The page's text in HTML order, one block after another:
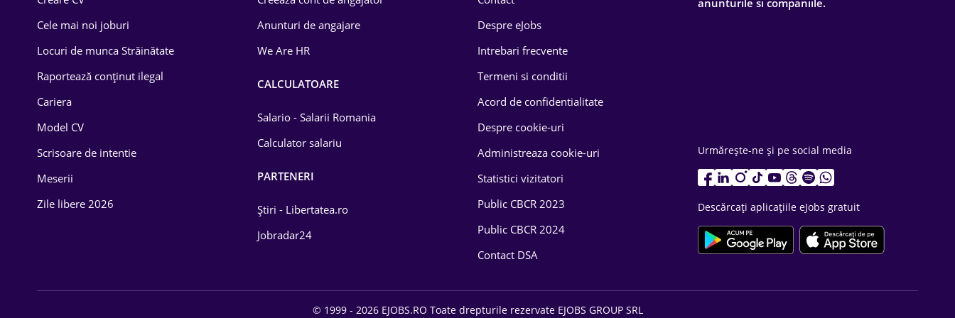
Drept
Educație / Training
Energetică
Farma
Cele mai noi joburi
Locuri de munca Străinătate
Raportează conținut ilegal
Cariera
Model CV
Scrisoare de intentie
Meserii
Zile libere 2026
Anunturi de angajare
We Are HR
CALCULATOARE
Salario - Salarii Romania
Calculator salariu
PARTENERI
Știri - Libertatea.ro
Jobradar24
Despre eJobs
Intrebari frecvente
Termeni si conditii
Acord de confidentialitate
Despre cookie-uri
Administreaza cookie-uri
Statistici vizitatori
Public CBCR 2023
Public CBCR 2024
Contact DSA
anunturile si companiile.
Urmărește-ne și pe social media
Descărcați aplicațiile eJobs gratuit
© 1999 - 2026 EJOBS.RO Toate drepturile rezervate EJOBS GROUP SRL